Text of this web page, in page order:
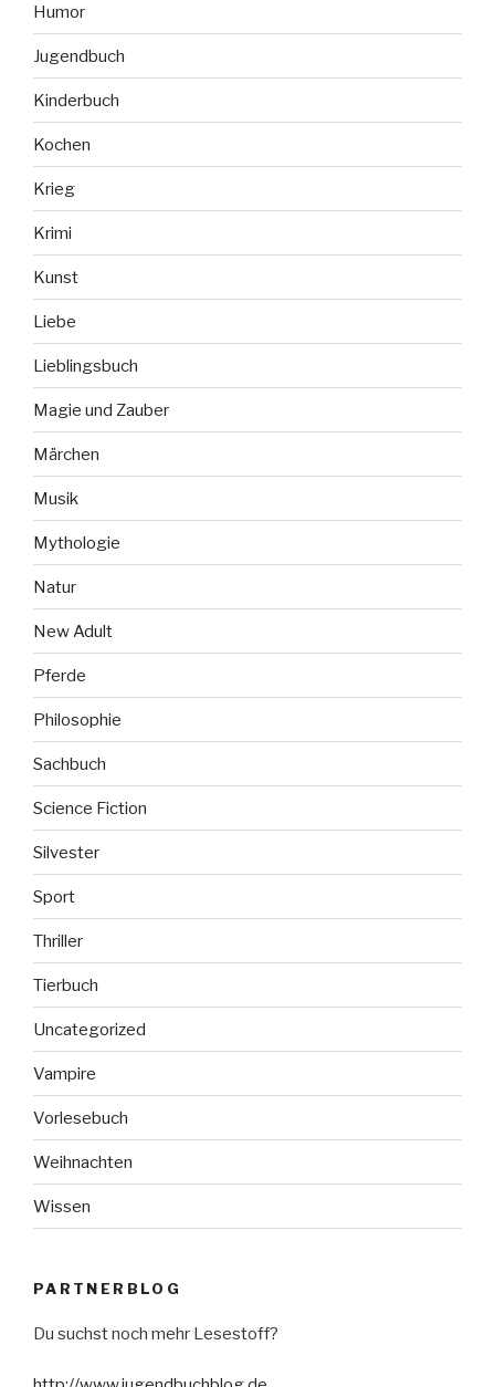
Humor
Jugendbuch
Kinderbuch
Kochen
Krieg
Krimi
Kunst
Liebe
Lieblingsbuch
Magie und Zauber
Märchen
Musik
Mythologie
Natur
New Adult
Pferde
Philosophie
Sachbuch
Science Fiction
Silvester
Sport
Thriller
Tierbuch
Uncategorized
Vampire
Vorlesebuch
Weihnachten
Wissen
PARTNERBLOG
Du suchst noch mehr Lesestoff?